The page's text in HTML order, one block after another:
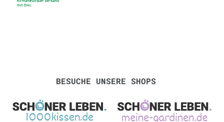
BESUCHE UNSERE SHOPS